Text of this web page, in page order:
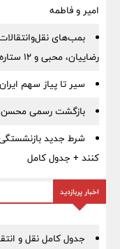
امیر و فاطمه
بمب‌های
رضاییان، محبی و ۱۲ ستاره لو رفت
سیر تا پیاز سهم
بازگشت رسمی محسن
کنند + جدول کامل
اخبار پربازدید
جدول کامل نقل و